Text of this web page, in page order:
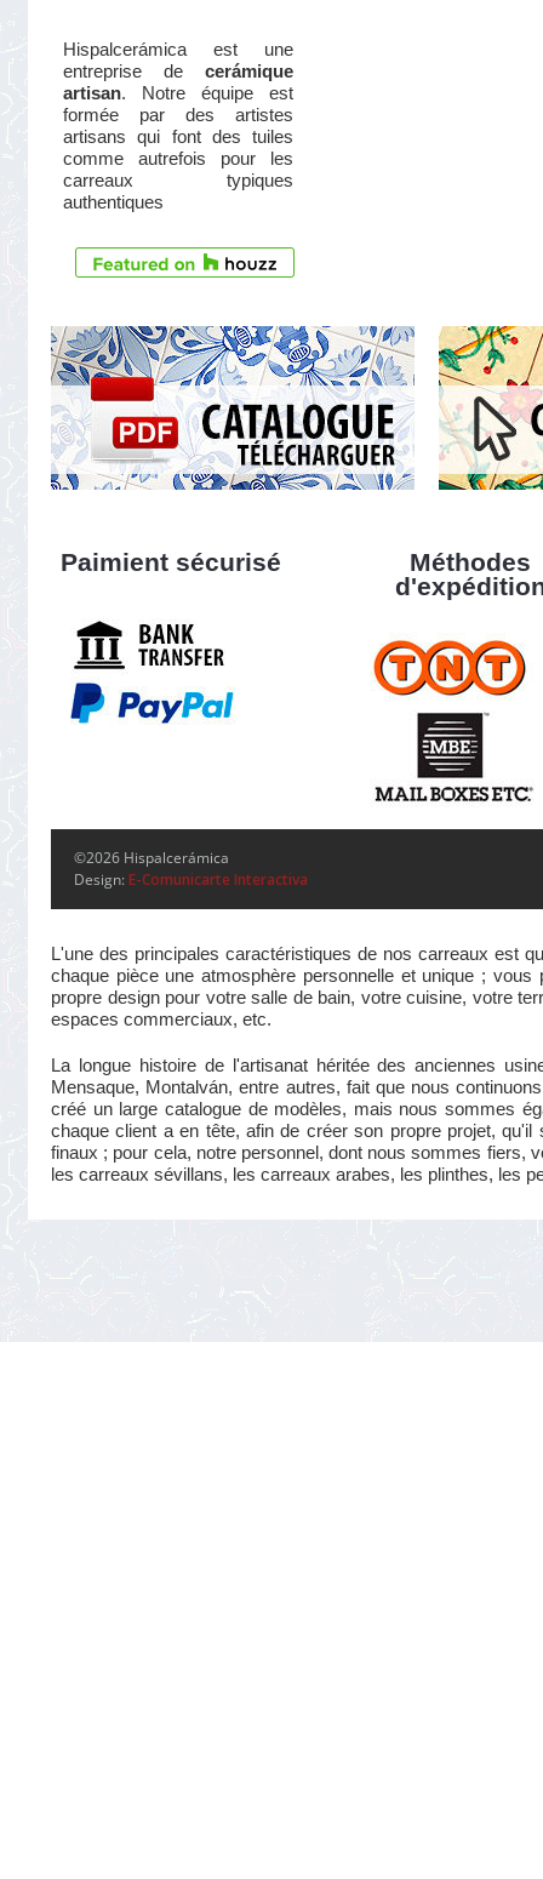
Hispalcerámica est une
entreprise de cerámique
artisan. Notre équipe est
formée par des artistes
artisans qui font des tuiles
comme autrefois pour les
carreaux typiques
authentiques
Paimient sécurisé
Méthodes
©2026 Hispalcerámica
Design: E-Comunicarte Interactiva
L'une des principales caractéristiques de nos carreaux est
chaque pièce une atmosphère personnelle et unique ;
propre design pour votre salle de bain, votre cuisine, votre
espaces commerciaux, etc.
La longue histoire de l'artisanat héritée des anciennes
Mensaque, Montalván, entre autres, fait que nous
créé un large catalogue de modèles, mais nous sommes
chaque client a en tête, afin de créer son propre projet,
finaux ; pour cela, notre personnel, dont nous sommes fiers,
les carreaux sévillans, les carreaux arabes, les plinthes, les